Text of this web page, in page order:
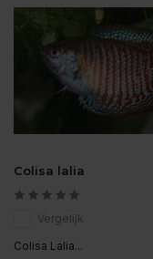
Colisa lalia
Vergelijk
Colisa Lalia...